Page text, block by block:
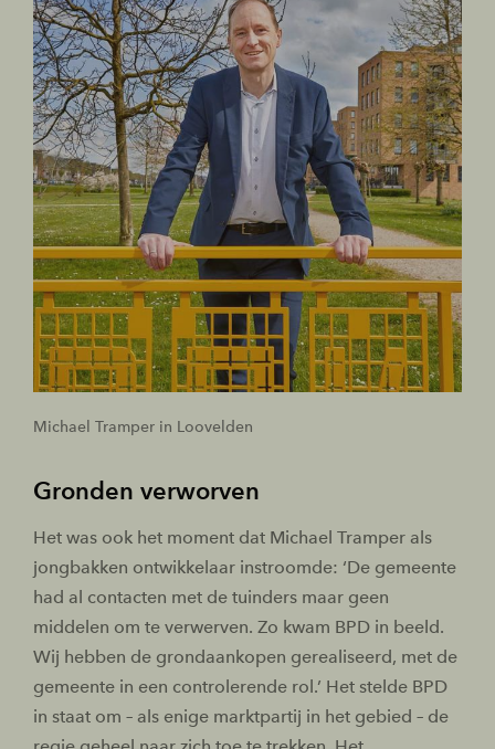
Michael Tramper in Loovelden
Gronden verworven
Het was ook het moment dat Michael Tramper als
jongbakken ontwikkelaar instroomde: ‘De gemeente
had al contacten met de tuinders maar geen
middelen om te verwerven. Zo kwam BPD in beeld.
Wij hebben de grondaankopen gerealiseerd, met de
gemeente in een controlerende rol.’ Het stelde BPD
in staat om – als enige marktpartij in het gebied – de